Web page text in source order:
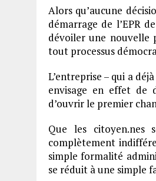
Alors qu’aucune
démarrage de l’EPR
dévoiler une nouvelle
tout processus
L’entreprise – qui a
envisage en effet de
d’ouvrir le premier
Que les citoyen.nes
complètement
simple formalité
se réduit à une simple